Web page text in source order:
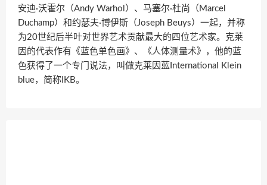
安迪·沃霍尔（Andy Warhol）、马塞尔·杜尚（Marcel
Duchamp）和约瑟夫·博伊斯（Joseph Beuys）一起，并称
为20世纪后半叶对世界艺术贡献最大的四位艺术家。克莱
因的代表作有《蓝色单色画》、《人体测量术》，他的蓝
色获得了一个专门说法，叫做克莱因蓝International Klein
blue，简称IKB。